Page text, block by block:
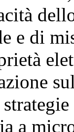
e di
a